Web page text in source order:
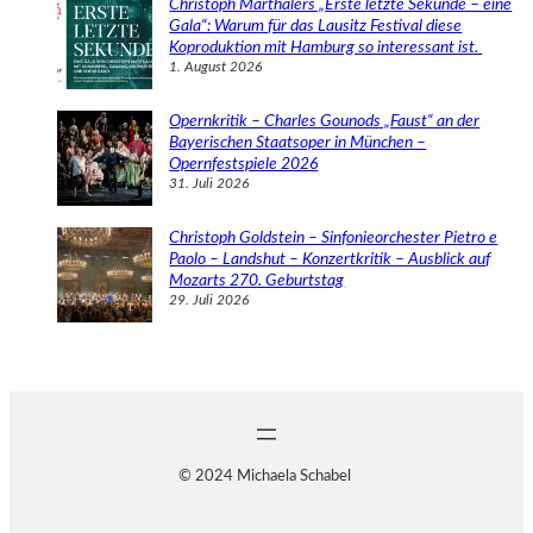
Christoph Marthalers „Erste letzte Sekunde – eine
Gala“: Warum für das Lausitz Festival diese
Koproduktion mit Hamburg so interessant ist.
1. August 2026
Opernkritik – Charles Gounods „Faust“ an der
Bayerischen Staatsoper in München –
Opernfestspiele 2026
31. Juli 2026
Christoph Goldstein – Sinfonieorchester Pietro e
Paolo – Landshut – Konzertkritik – Ausblick auf
Mozarts 270. Geburtstag
29. Juli 2026
© 2024 Michaela Schabel